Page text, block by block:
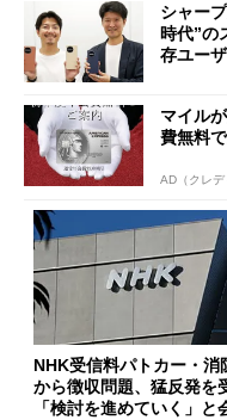
シャー
時代”の
存ユー
マイル
費無料
AD（クレデ
NHK受信料パトカー・消
から徴収問題、猛反発を
「検討を進めていく」と